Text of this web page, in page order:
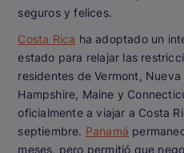
seguros y felices.
Costa Rica ha adoptado un
estado para relajar las
residentes de Vermont,
Hampshire, Maine y
oficialmente a viajar a Costa
septiembre. Panamá
meses, pero permitió que